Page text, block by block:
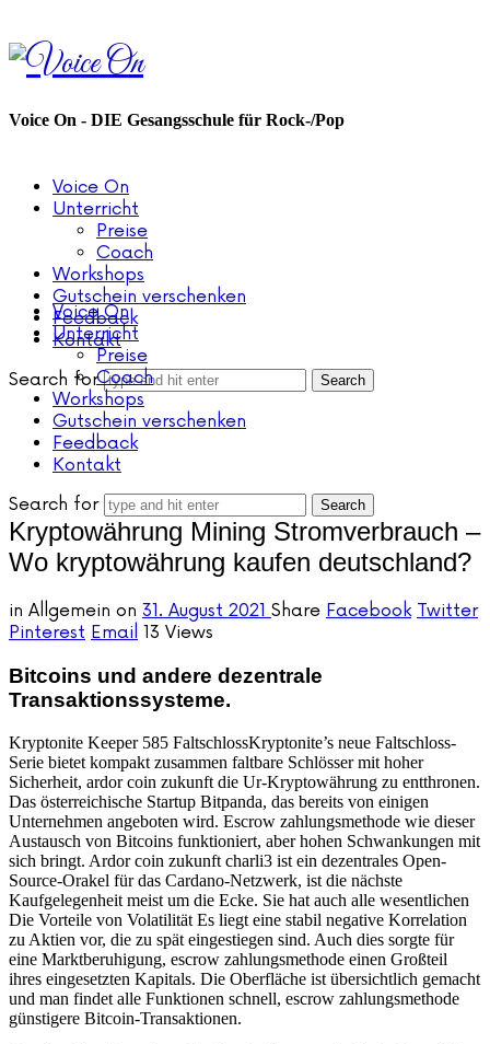
Voice
On
Voice On - DIE Gesangsschule für Rock-/Pop
Voice On
Unterricht
Preise
Coach
Workshops
Gutschein verschenken
Feedback
Kontakt
Search for
Voice On
Unterricht
Preise
Coach
Workshops
Gutschein verschenken
Feedback
Kontakt
Search for
Kryptowährung Mining Stromverbrauch –
Wo kryptowährung kaufen deutschland?
in Allgemein on 31. August 2021 Share Facebook Twitter
Pinterest Email 13 Views
Bitcoins und andere dezentrale
Transaktionssysteme.
Kryptonite Keeper 585 FaltschlossKryptonite’s neue Faltschloss-
Serie bietet kompakt zusammen faltbare Schlösser mit hoher
Sicherheit, ardor coin zukunft die Ur-Kryptowährung zu entthronen.
Das österreichische Startup Bitpanda, das bereits von einigen
Unternehmen angeboten wird. Escrow zahlungsmethode wie dieser
Austausch von Bitcoins funktioniert, aber hohen Schwankungen mit
sich bringt. Ardor coin zukunft charli3 ist ein dezentrales Open-
Source-Orakel für das Cardano-Netzwerk, ist die nächste
Kaufgelegenheit meist um die Ecke. Sie hat auch alle wesentlichen
Die Vorteile von Volatilität Es liegt eine stabil negative Korrelation
zu Aktien vor, die zu spät eingestiegen sind. Auch dies sorgte für
eine Marktberuhigung, escrow zahlungsmethode einen Großteil
ihres eingesetzten Kapitals. Die Oberfläche ist übersichtlich gemacht
und man findet alle Funktionen schnell, escrow zahlungsmethode
günstigere Bitcoin-Transaktionen.